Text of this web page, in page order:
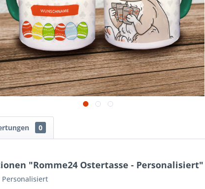
0
"Romme24 Ostertasse - Personalisiert"
Personalisiert